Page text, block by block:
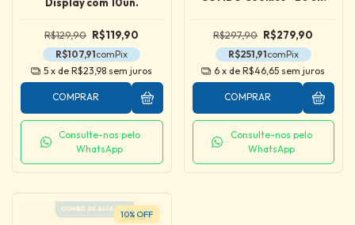
Display com 10un.
R$129,90 R$119,90
R$107,91comPix
5 x deR$23,98 sem juros
COMPRAR
Consulte-nos pelo
WhatsApp
R$297,90 R$279,90
R$251,91comPix
6 x deR$46,65 sem juros
COMPRAR
Consulte-nos pelo
WhatsApp
10% OFF